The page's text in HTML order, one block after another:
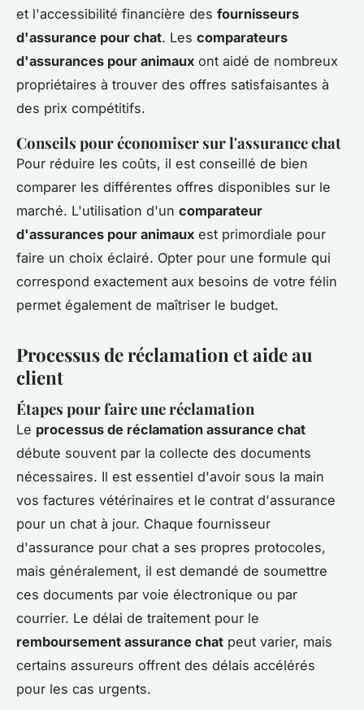
et l'accessibilité financière des fournisseurs
d'assurance pour chat. Les comparateurs
d'assurances pour animaux ont aidé de nombreux
propriétaires à trouver des offres satisfaisantes à
des prix compétitifs.
Conseils pour économiser sur l'assurance chat
Pour réduire les coûts, il est conseillé de bien
comparer les différentes offres disponibles sur le
marché. L'utilisation d'un comparateur
d'assurances pour animaux est primordiale pour
faire un choix éclairé. Opter pour une formule qui
correspond exactement aux besoins de votre félin
permet également de maîtriser le budget.
Processus de réclamation et aide au
client
Étapes pour faire une réclamation
Le processus de réclamation assurance chat
débute souvent par la collecte des documents
nécessaires. Il est essentiel d'avoir sous la main
vos factures vétérinaires et le contrat d'assurance
pour un chat à jour. Chaque fournisseur
d'assurance pour chat a ses propres protocoles,
mais généralement, il est demandé de soumettre
ces documents par voie électronique ou par
courrier. Le délai de traitement pour le
remboursement assurance chat peut varier, mais
certains assureurs offrent des délais accélérés
pour les cas urgents.